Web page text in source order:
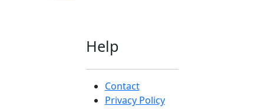
Help
Contact
Privacy Policy